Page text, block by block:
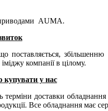
приводами AUMA.
іміджу компанії в цілому.
купувати у нас
доставки
Все обладнання має